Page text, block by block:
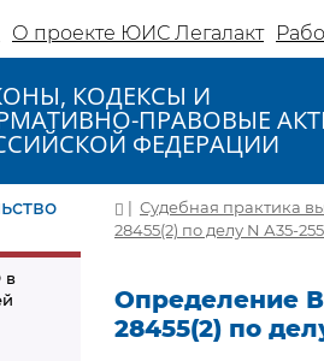
О проекте ЮИС Легалакт
КОДЕКСЫ И
ПРАВОВЫЕ
ФЕДЕРАЦИИ
в
| Судебная практика
28455(2) по делу N А35-
Определение
28455(2) по